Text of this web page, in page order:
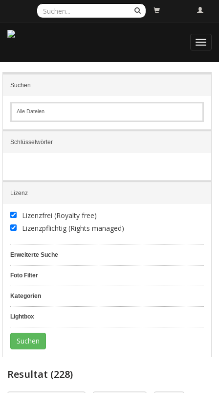
Suchen
Alle Dateien
Schlüsselwörter
Lizenz
Lizenzfrei (Royalty free)
Lizenzpflichtig (Rights managed)
Erweiterte Suche
Foto Filter
Kategorien
Lightbox
Resultat (228)